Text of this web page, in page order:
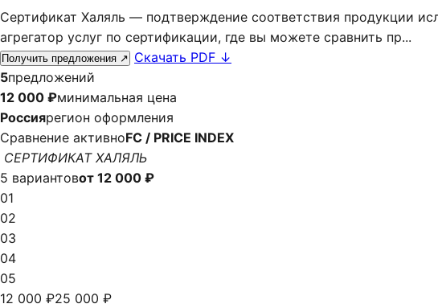
Сертификат Халяль — подтверждение соответствия продукции
агрегатор услуг по сертификации, где вы можете сравнить пр...
Получить предложения ↗ Скачать PDF ↓
5предложений
12 000 ₽минимальная цена
Россиярегион оформления
Сравнение активноFC / PRICE INDEX
СЕРТИФИКАТ ХАЛЯЛЬ
5 вариантовот 12 000 ₽
01
02
03
04
05
12 000 ₽25 000 ₽